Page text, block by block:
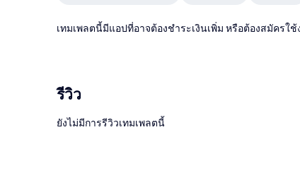
เทมเพลตนี้มีแอปที่อาจต้องชำระเงินเพิ่ม หรือต้องสมัครใ
รีวิว
ยังไม่มีการรีวิวเทมเพลตนี้